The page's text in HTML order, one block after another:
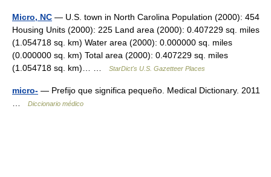
Micro, NC — U.S. town in North Carolina Population (2000): 454
Housing Units (2000): 225 Land area (2000): 0.407229 sq. miles
(1.054718 sq. km) Water area (2000): 0.000000 sq. miles
(0.000000 sq. km) Total area (2000): 0.407229 sq. miles
(1.054718 sq. km)… …
StarDict's U.S. Gazetteer Places
micro- — Prefijo que significa pequeño. Medical Dictionary. 2011
Diccionario médico